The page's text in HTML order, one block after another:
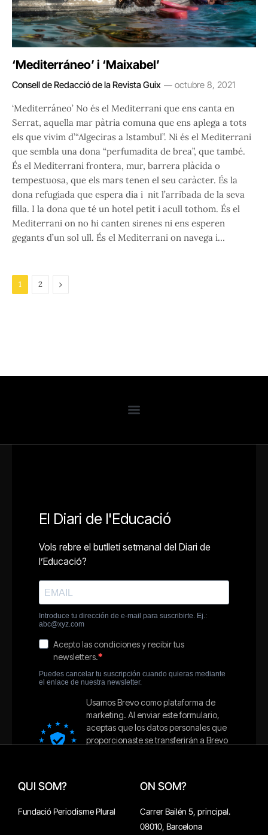
‘Mediterráneo’ i ‘Maixabel’
Consell de Redacció de la Revista Guix octubre 8, 2021
‘Mediterráneo’ No és el Mediterrani que ens canta en
Serrat, aquella mar pàtria comuna que ens aplega a tots
els que vivim d’“Algeciras a Istambul”. Ni és el Mediterrani
que sembla una dona “perfumadita de brea”, que també.
És el Mediterrani frontera, mur, barrera plàcida o
tempestuosa, que els mars tenen el seu caràcter. És la
dona refugiada que espera dia i nit l’arribada de la seva
filla. I la dona que té un hotel petit i acull tothom. És el
Mediterrani on no hi canten sirenes ni ens esperen
gegants d’un sol ull. És el Mediterrani on navega i…
1 2 Next
QUI SOM?
Fundació Periodisme Plural
ON SOM?
Carrer Bailén 5, principal.
08010, Barcelona